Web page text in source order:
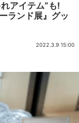
アイテム”も!
ランド展』グッ
2022.3.9 15:00